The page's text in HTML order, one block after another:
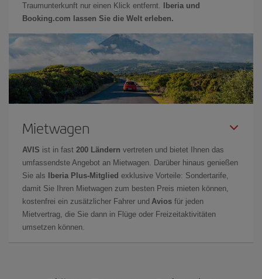
Traumunterkunft nur einen Klick entfernt.
Iberia und
Booking.com lassen Sie die Welt erleben.
Mietwagen
AVIS ist in fast 200 Ländern vertreten und bietet Ihnen das
umfassendste Angebot an Mietwagen. Darüber hinaus genießen
Sie als
Iberia Plus-Mitglied exklusive Vorteile: Sondertarife,
damit Sie Ihren Mietwagen zum besten Preis mieten können,
kostenfrei ein zusätzlicher Fahrer und Avios für jeden
Mietvertrag, die Sie dann in Flüge oder Freizeitaktivitäten
umsetzen können.